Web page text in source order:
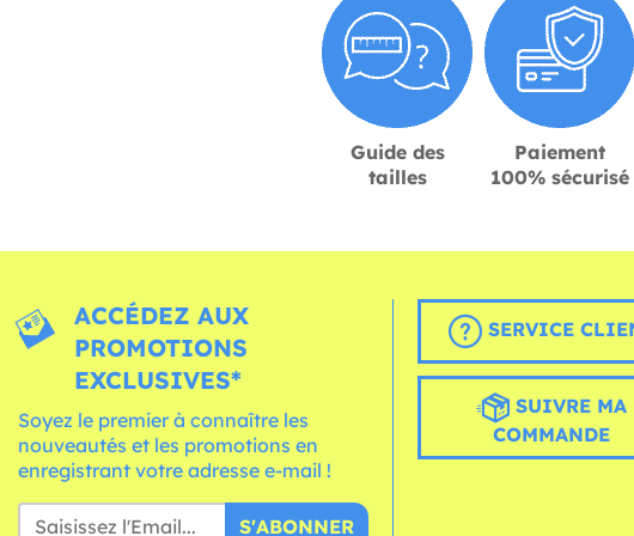
Guide des
tailles
Paiement
100% sécurisé
ACCÉDEZ AUX
PROMOTIONS
EXCLUSIVES*
Soyez le premier à connaître les
nouveautés et les promotions en
enregistrant votre adresse e-mail !
S'ABONNER
SERVICE
SUIVRE MA
COMMANDE